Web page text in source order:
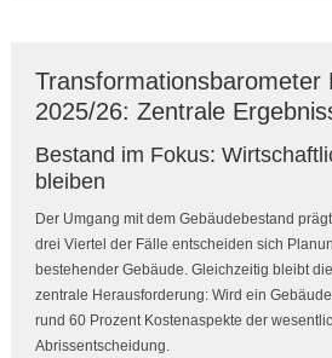
Transformationsbarometer
2025/26: Zentrale
Bestand im Fokus:
bleiben
Der Umgang mit dem Gebäudebestand
drei Viertel der Fälle entscheiden sich
bestehender Gebäude. Gleichzeitig bleibt
zentrale Herausforderung: Wird ein
rund 60 Prozent Kostenaspekte der
Abrissentscheidung.